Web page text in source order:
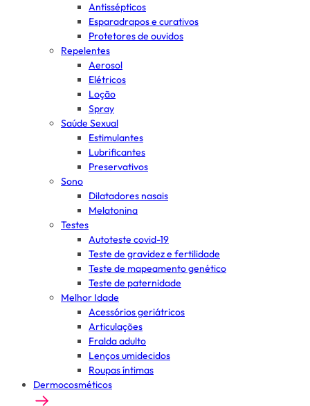
Antissépticos
Esparadrapos e curativos
Protetores de ouvidos
Repelentes
Aerosol
Elétricos
Loção
Spray
Saúde Sexual
Estimulantes
Lubrificantes
Preservativos
Sono
Dilatadores nasais
Melatonina
Testes
Autoteste covid-19
Teste de gravidez e fertilidade
Teste de mapeamento genético
Teste de paternidade
Melhor Idade
Acessórios geriátricos
Articulações
Fralda adulto
Lenços umidecidos
Roupas íntimas
Dermocosméticos